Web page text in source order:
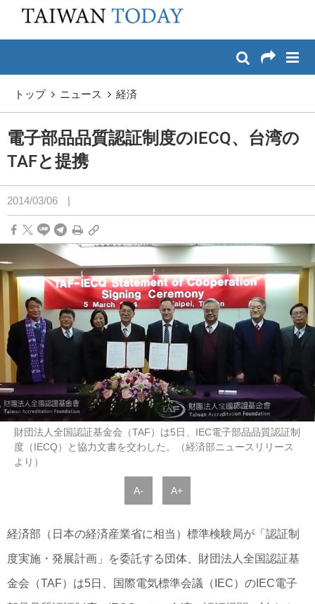
メイン コンテンツへスキップ
トップ ニュース 経済
電子部品品質認証制度のIECQ、台湾の
TAFと提携
2014/03/06 |
財団法人全国認証基金会（TAF）は5日、IEC電子部品品質認証制
度（IECQ）と協力文書を交わした。（経済部ニュースリリース
より）
A- A+
経済部（日本の経済産業省に相当）標準検験局が「認証制
度実施・発展計画」を委託する団体、財団法人全国認証基
金会（TAF）は5日、国際電気標準会議（IEC）のIEC電子